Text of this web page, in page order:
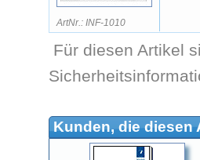
ArtNr.: INF-1010
Für diesen Artikel
Kunden, die diesen